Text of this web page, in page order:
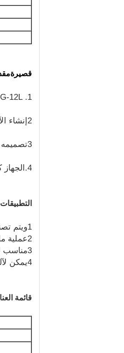
قصيرة
1. ZCG-12L آلة عمودية من دفعة الزجاجة في سائل التآكل العشاء لديها تقنية متقدمة.
2إنشاء الآلة يتم عن طريق الضوء والمحرك والكهرباء والغاز.
3تصميمه بسيط، وتشغيله مريح ومستقر.
4.الجهاز كله مصنوع من المواد غير المعدنية المستوردة ويمكن أن تكون مناسبة لاحتياجات جميع أنواع الأجهزة.
1ويتم تصنيع آلة التعبئة من المواد غير المعدنية المستوردة، مناسبة لملء السوائل التآكل.
2عملية ملء تلقائية بالكامل
3مناسب لملء السائل في الصناعات الكيميائية ومبيدات الحشرات وغيرها.
4يمكن لآلة التعبئة ملء أكثر من 250 مل من المواد ، ويمكن أن تصل دقة ± 0.5 ٪.
قائمة